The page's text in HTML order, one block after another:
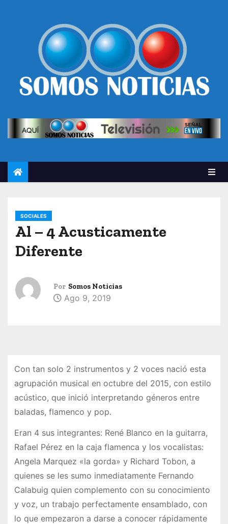
SOCIALES
Al – 4 Acusticamente
Diferente
Por Somos Noticias
Ago 9, 2019
Con tan solo 2 instrumentos y 2 voces nació esta
agrupación musical en octubre del 2015, con estilo
acústico, que inició interpretando géneros entre
baladas, flamenco y pop.
Eran 4 sus integrantes: René Blanco en la guitarra,
Rafael Pérez en la caja flamenca y los vocalistas:
Angela Marquez «la gorda» y Richard Tobon, a
quienes se les sumo inmediatamente Fernando
Calabuig quien complemento con su conocimiento
y voz, un trabajo perfectamente ensamblado, con
lo que empezaron a darse a conocer rápidamente